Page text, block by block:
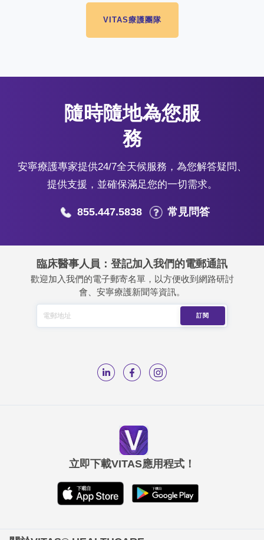
VITAS療護團隊
隨時隨地為您服
務
安寧療護專家提供24/7全天候服務，為您解答疑問、
提供支援，並確保滿足您的一切需求。
855.447.5838 常見問答
臨床醫事人員：登記加入我們的電郵通訊
歡迎加入我們的電子郵寄名單，以方便收到網路研討
會、安寧療護新聞等資訊。
立即下載VITAS應用程式！